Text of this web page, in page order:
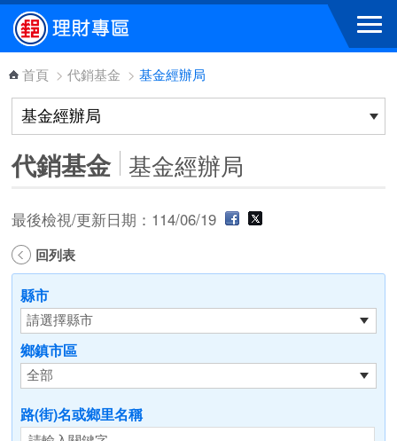
跳到主要內容區塊
首頁 > 代銷基金 > 基金經辦局
代銷基金 基金經辦局
最後檢視/更新日期：114/06/19
回列表
縣市
鄉鎮市區
路(街)名或鄉里名稱